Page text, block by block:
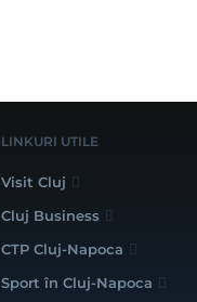
LINKURI UTILE
Visit Cluj
Cluj Business
CTP Cluj-Napoca
Sport în Cluj-Napoca